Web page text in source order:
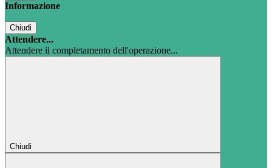
Informazione
Chiudi
Attendere...
Attendere il completamento dell'operazione...
Chiudi